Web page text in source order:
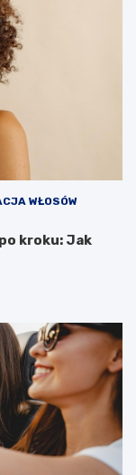
WŁOSÓW
kroku: Jak